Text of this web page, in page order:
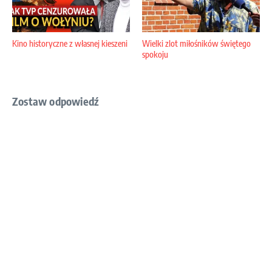
Kino historyczne z własnej kieszeni
Wielki zlot miłośników świętego
spokoju
Zostaw odpowiedź